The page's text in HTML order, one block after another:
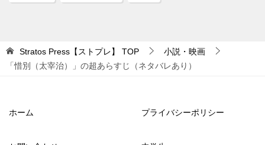
Stratos Press【ストプレ】 TOP
小説・映画
「惜別（太宰治）」の超あらすじ（ネタバレあり）
ホーム プライバシーポリシー